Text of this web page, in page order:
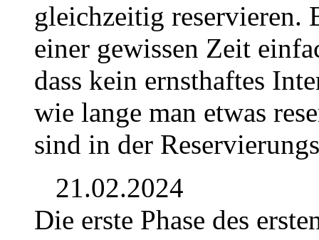
gleichzeitig reservieren.
einer gewissen Zeit
dass kein ernsthaftes
wie lange man etwas
sind in der
21.02.2024
Die erste Phase des